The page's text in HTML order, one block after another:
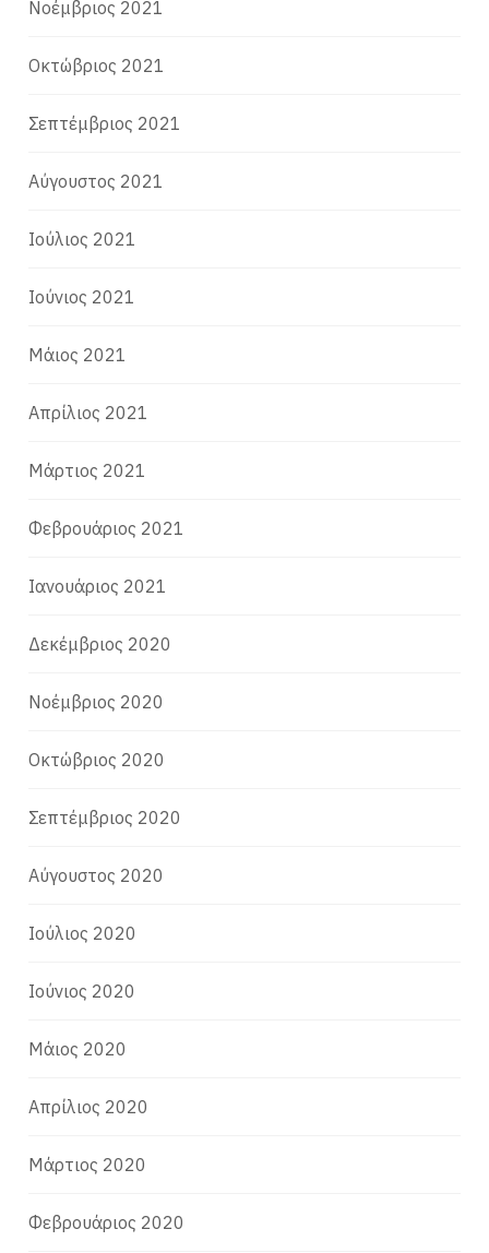
Νοέμβριος 2021
Οκτώβριος 2021
Σεπτέμβριος 2021
Αύγουστος 2021
Ιούλιος 2021
Ιούνιος 2021
Μάιος 2021
Απρίλιος 2021
Μάρτιος 2021
Φεβρουάριος 2021
Ιανουάριος 2021
Δεκέμβριος 2020
Νοέμβριος 2020
Οκτώβριος 2020
Σεπτέμβριος 2020
Αύγουστος 2020
Ιούλιος 2020
Ιούνιος 2020
Μάιος 2020
Απρίλιος 2020
Μάρτιος 2020
Φεβρουάριος 2020